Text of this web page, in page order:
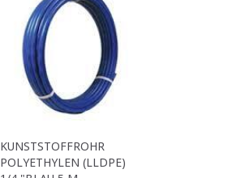
KUNSTSTOFFROHR
POLYETHYLEN (LLDPE)